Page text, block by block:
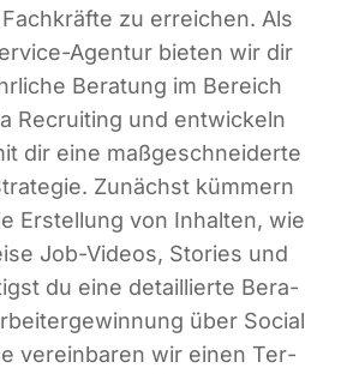
zu errei­chen. Als
Agen­tur bie­ten wir dir
Bera­tung im Bereich
Recrui­ting und ent­wi­ckeln
dir eine maß­ge­schnei­der­te
Zunächst küm­mern
Erstel­lung von Inhal­ten, wie
Job-Vide­os, Sto­ries und
du eine detail­lier­te Bera­
über Social
ver­ein­ba­ren wir einen Ter­